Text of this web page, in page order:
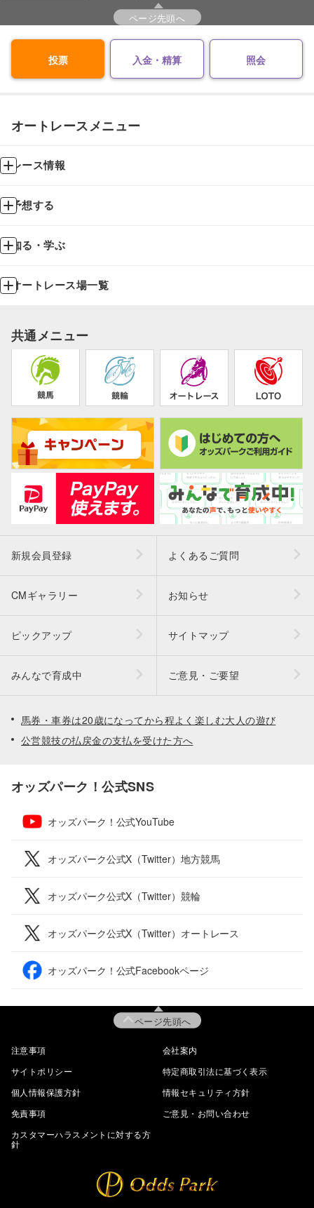
ページ先頭へ
投票 入金・精算 照会
オートレースメニュー
レース情報
予想する
知る・学ぶ
オートレース場一覧
共通メニュー
新規会員登録 よくあるご質問
CMギャラリー お知らせ
ピックアップ サイトマップ
みんなで育成中 ご意見・ご要望
馬券・車券は20歳になってから程よく楽しむ大人の遊び
公営競技の払戻金の支払を受けた方へ
オッズパーク！公式SNS
オッズパーク！公式YouTube
オッズパーク公式X（Twitter）地方競馬
オッズパーク公式X（Twitter）競輪
オッズパーク公式X（Twitter）オートレース
オッズパーク！公式Facebookページ
ページ先頭へ
注意事項
会社案内
サイトポリシー
特定商取引法に基づく表示
個人情報保護方針
情報セキュリティ方針
免責事項
ご意見・お問い合わせ
カスタマーハラスメントに対する方
針